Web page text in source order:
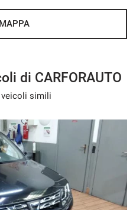
le condizioni di
usura dovuti dall utilizzo e
di CARFORAUTO
simili